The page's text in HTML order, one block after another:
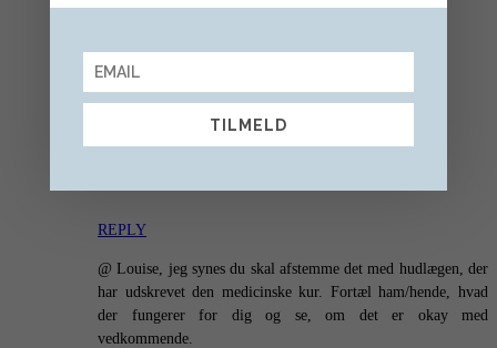
28/02/2022
REPLY
@ Louise, jeg synes du skal afstemme det med hudlægen, der
har udskrevet den medicinske kur. Fortæl ham/hende, hvad
der fungerer for dig og se, om det er okay med
vedkommende.
TILMELD